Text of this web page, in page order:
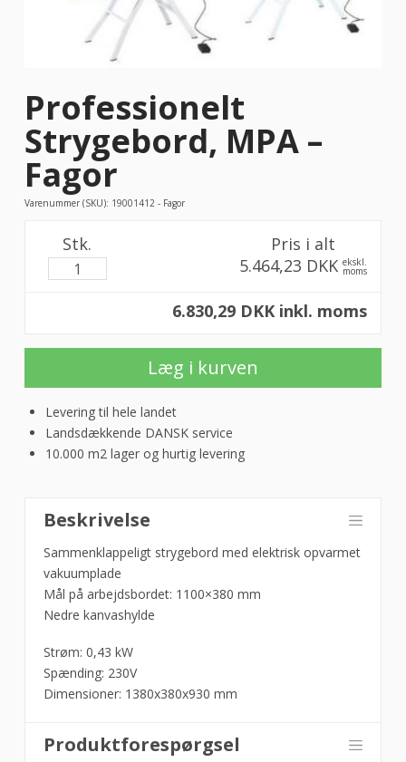
Strygebord,
MPA
Fagor
antal
Beskrivelse
Sammenklappeligt strygebord med elektrisk opvarmet
vakuumplade
Mål på arbejdsbordet: 1100×380 mm
Nedre kanvashylde
Strøm: 0,43 kW
Spænding: 230V
Dimensioner: 1380x380x930 mm
Produktforespørgsel
Professionelt
Strygebord, MPA –
Fagor
Varenummer (SKU): 19001412 - Fagor
Stk.
Pris i alt
5.464,23 DKK ekskl.
moms
6.830,29 DKK inkl. moms
Læg i kurven
Levering til hele landet
Landsdækkende DANSK service
10.000 m2 lager og hurtig levering